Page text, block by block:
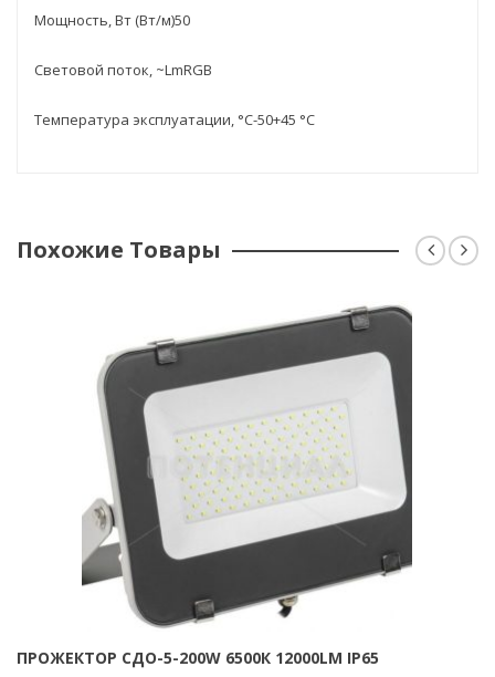
Мощность, Вт (Вт/м)50
Световой поток, ~LmRGB
Температура эксплуатации, °С-50+45 °С
Похожие Товары
ПРОЖЕКТОР СДО-5-200W 6500К 12000LM IP65